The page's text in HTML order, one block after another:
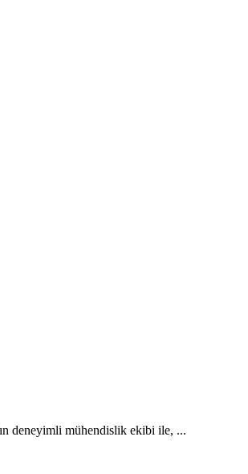
deneyimli mühendislik ekibi ile, ...